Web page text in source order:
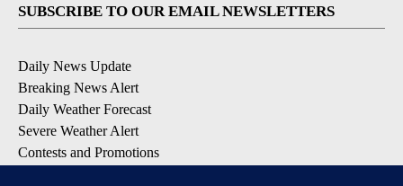
SUBSCRIBE TO OUR EMAIL NEWSLETTERS
Daily News Update
Breaking News Alert
Daily Weather Forecast
Severe Weather Alert
Contests and Promotions